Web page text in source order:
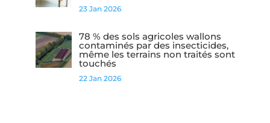
23 Jan 2026
78 % des sols agricoles wallons
contaminés par des insecticides,
même les terrains non traités sont
touchés
22 Jan 2026